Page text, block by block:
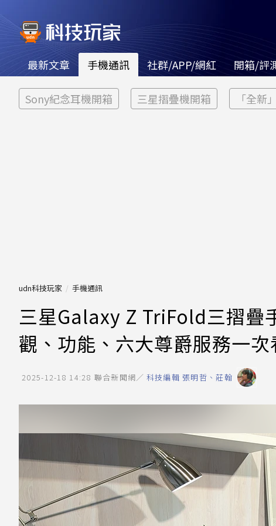
最新文章 手機通訊 社群/APP/網紅 開箱/評
Sony紀念耳機開箱 三星摺疊機開箱 「全新
udn科技玩家 手機通訊
三星Galaxy Z TriFold三摺疊
觀、功能、六大尊爵服務一次
2025-12-18 14:28 聯合新聞網／ 科技編輯 張明哲、莊翰